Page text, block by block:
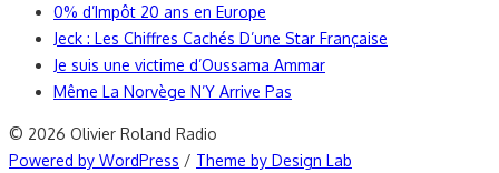
0% d’Impôt 20 ans en Europe
Jeck : Les Chiffres Cachés D’une Star Française
Je suis une victime d’Oussama Ammar
Même La Norvège N’Y Arrive Pas
© 2026 Olivier Roland Radio
Powered by WordPress / Theme by Design Lab